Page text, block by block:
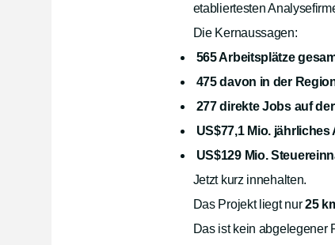
etabliertesten
Die Kernaussagen:
565 Arbeitsplätze
475 davon in der
277 direkte Jobs auf
US$77,1 Mio.
US$129 Mio.
Jetzt kurz innehalten.
Das Projekt liegt nur25
Das ist kein abgelegener